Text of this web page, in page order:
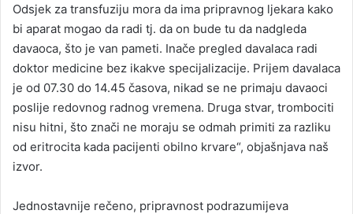
Odsjek za transfuziju mora da ima pripravnog ljekara kako
bi aparat mogao da radi tj. da on bude tu da nadgleda
davaoca, što je van pameti. Inače pregled davalaca radi
doktor medicine bez ikakve specijalizacije. Prijem davalaca
je od 07.30 do 14.45 časova, nikad se ne primaju davaoci
poslije redovnog radnog vremena. Druga stvar, trombociti
nisu hitni, što znači ne moraju se odmah primiti za razliku
od eritrocita kada pacijenti obilno krvare“, objašnjava naš
izvor.
Jednostavnije rečeno, pripravnost podrazumijeva